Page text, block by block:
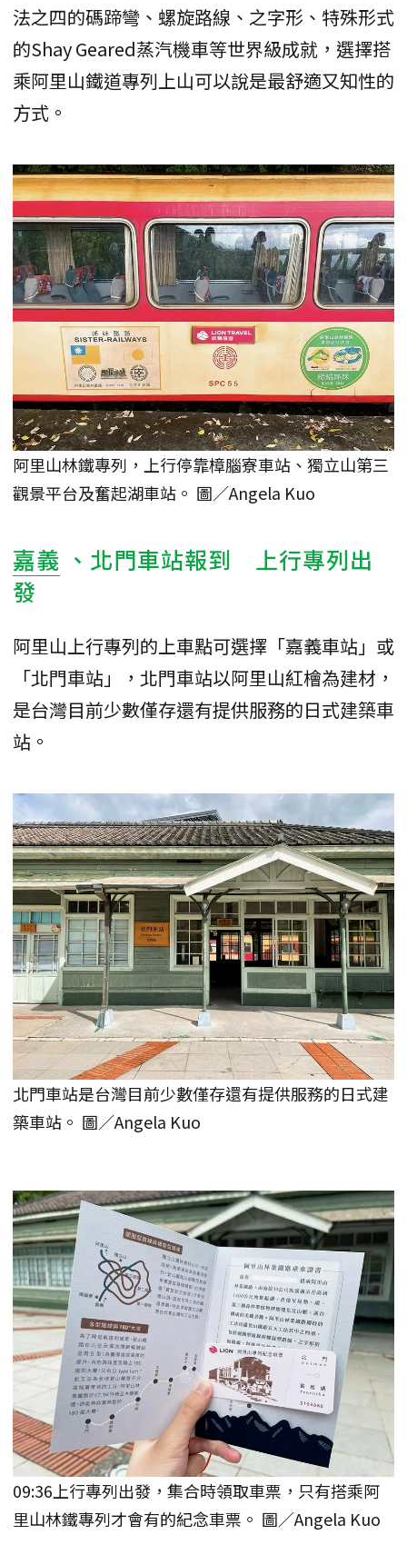
法之四的碼蹄彎、螺旋路線、之字形、特殊形式
的Shay Geared蒸汽機車等世界級成就，選擇搭
乘阿里山鐵道專列上山可以說是最舒適又知性的
方式。
阿里山林鐵專列，上行停靠樟腦寮車站、獨立山第三
觀景平台及奮起湖車站。 圖／Angela Kuo
嘉義 、北門車站報到 上行專列出
發
阿里山上行專列的上車點可選擇「嘉義車站」或
「北門車站」，北門車站以阿里山紅檜為建材，
是台灣目前少數僅存還有提供服務的日式建築車
站。
北門車站是台灣目前少數僅存還有提供服務的日式建
築車站。 圖／Angela Kuo
09:36上行專列出發，集合時領取車票，只有搭乘阿
里山林鐵專列才會有的紀念車票。 圖／Angela Kuo